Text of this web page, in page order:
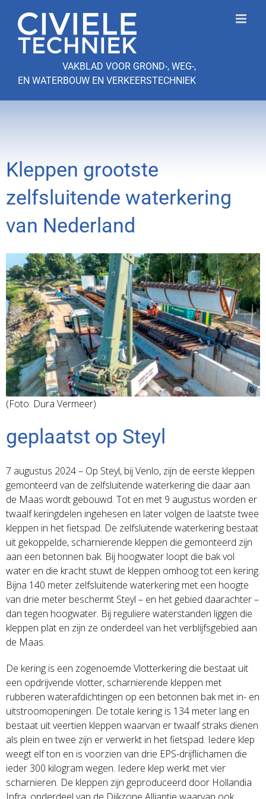
naar
inhoud
VAKBLAD VOOR GROND-, WEG-,
EN WATERBOUW EN VERKEERSTECHNIEK
Kleppen grootste
zelfsluitende waterkering
van Nederland
(Foto: Dura Vermeer)
geplaatst op Steyl
7 augustus 2024 – Op Steyl, bij Venlo, zijn de eerste kleppen
gemonteerd van de zelfsluitende waterkering die daar aan
de Maas wordt gebouwd. Tot en met 9 augustus worden er
twaalf keringdelen ingehesen en later volgen de laatste twee
kleppen in het fietspad. De zelfsluitende waterkering bestaat
uit gekoppelde, scharnierende kleppen die gemonteerd zijn
aan een betonnen bak. Bij hoogwater loopt die bak vol
water en die kracht stuwt de kleppen omhoog tot een kering.
Bijna 140 meter zelfsluitende waterkering met een hoogte
van drie meter beschermt Steyl – en het gebied daarachter –
dan tegen hoogwater. Bij reguliere waterstanden liggen die
kleppen plat en zijn ze onderdeel van het verblijfsgebied aan
de Maas.
De kering is een zogenoemde Vlotterkering die bestaat uit
een opdrijvende vlotter, scharnierende kleppen met
rubberen waterafdichtingen op een betonnen bak met in- en
uitstroomopeningen. De totale kering is 134 meter lang en
bestaat uit veertien kleppen waarvan er twaalf straks dienen
als plein en twee zijn er verwerkt in het fietspad. Iedere klep
weegt elf ton en is voorzien van drie EPS-drijflichamen die
ieder 300 kilogram wegen. Iedere klep werkt met vier
scharnieren. De kleppen zijn geproduceerd door Hollandia